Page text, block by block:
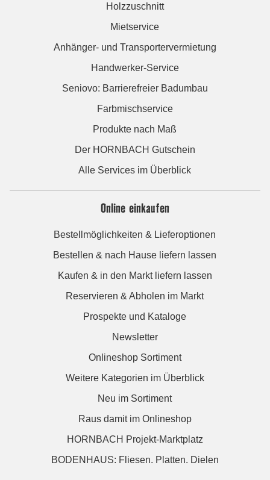
Holzzuschnitt
Mietservice
Anhänger- und Transportervermietung
Handwerker-Service
Seniovo: Barrierefreier Badumbau
Farbmischservice
Produkte nach Maß
Der HORNBACH Gutschein
Alle Services im Überblick
Online einkaufen
Bestellmöglichkeiten & Lieferoptionen
Bestellen & nach Hause liefern lassen
Kaufen & in den Markt liefern lassen
Reservieren & Abholen im Markt
Prospekte und Kataloge
Newsletter
Onlineshop Sortiment
Weitere Kategorien im Überblick
Neu im Sortiment
Raus damit im Onlineshop
HORNBACH Projekt-Marktplatz
BODENHAUS: Fliesen. Platten. Dielen